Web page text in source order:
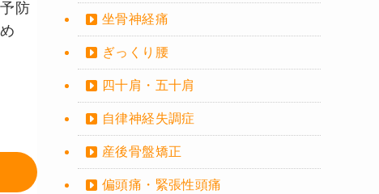
防
坐骨神経痛
ぎっくり腰
四十肩・五十肩
自律神経失調症
産後骨盤矯正
偏頭痛・緊張性頭痛